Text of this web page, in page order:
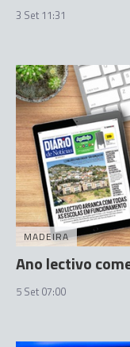
3 Set 11:31
MADEIRA
Ano lectivo
5 Set 07:00